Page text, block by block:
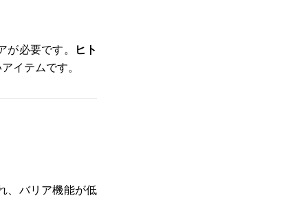
必要です。
ヒト
イテムです。
、バリア機能が低